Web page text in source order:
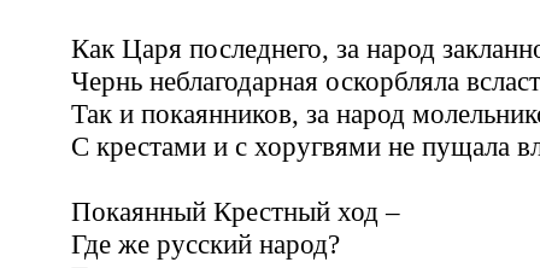
Как Царя последнего, за народ
Чернь неблагодарная оскорбляла
Так и покаянников, за народ
С крестами и с хоругвями не пущала
Покаянный Крестный ход –
Где же русский народ?